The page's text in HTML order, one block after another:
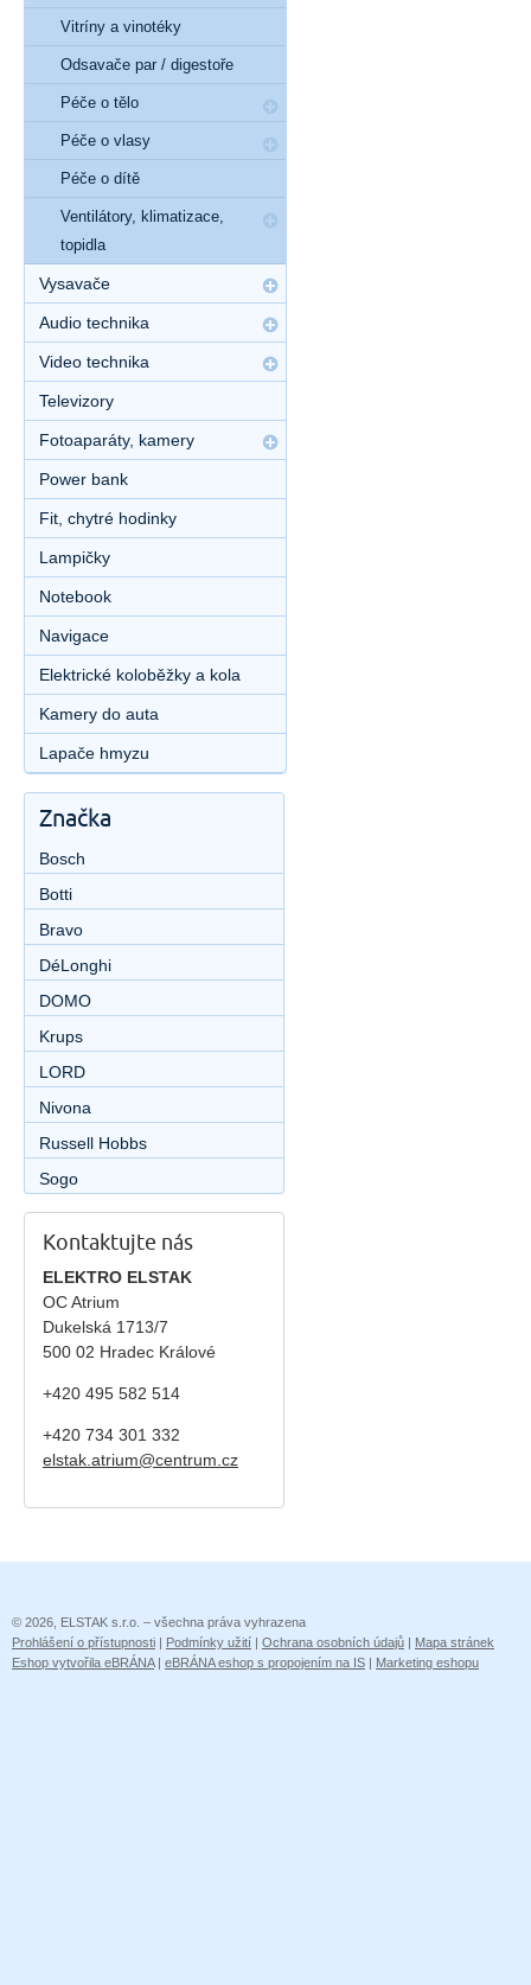
Vitríny a vinotéky
Odsavače par / digestoře
Péče o tělo
Péče o vlasy
Péče o dítě
Ventilátory, klimatizace,
topidla
Vysavače
Audio technika
Video technika
Televizory
Fotoaparáty, kamery
Power bank
Fit, chytré hodinky
Lampičky
Notebook
Navigace
Elektrické koloběžky a kola
Kamery do auta
Lapače hmyzu
Značka
Bosch
Botti
Bravo
DéLonghi
DOMO
Krups
LORD
Nivona
Russell Hobbs
Sogo
Kontaktujte nás
ELEKTRO ELSTAK
OC Atrium
Dukelská 1713/7
500 02 Hradec Králové
+420 495 582 514
+420 734 301 332
elstak.atrium@centrum.cz
© 2026, ELSTAK s.r.o. – všechna práva vyhrazena
Prohlášení o přístupnosti | Podmínky užití | Ochrana osobních údajů | Mapa stránek
Eshop vytvořila eBRÁNA| eBRÁNA eshop s propojením na IS | Marketing eshopu